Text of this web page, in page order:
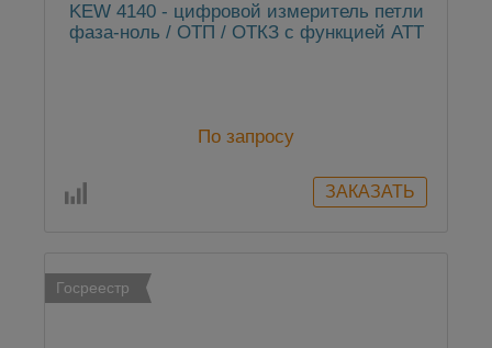
KEW 4140 - цифровой измеритель петли
фаза-ноль / ОТП / ОТКЗ с функцией ATT
По запросу
Госреестр